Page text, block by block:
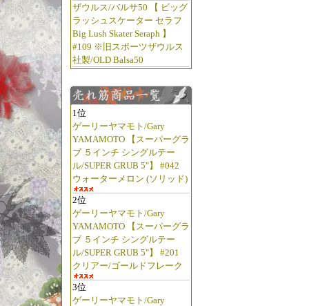
ザウルス/バルサ50 【 ビッグ
ラッシュスケーター セラフ
Big Lush Skater Seraph 】
#109 ※旧スポーツザウルス
社製/OLD Balsa50
1位
ゲーリーヤマモト/Gary
YAMAMOTO 【スーパーグラ
ブ ５インチ シングルテー
ル/SUPER GRUB 5"】 #042
ウォーターメロン (ソリッド)
2位
ゲーリーヤマモト/Gary
YAMAMOTO 【スーパーグラ
ブ ５インチ シングルテー
ル/SUPER GRUB 5"】 #201
クリアー/ゴールドフレーク
3位
ゲーリーヤマモト/Gary